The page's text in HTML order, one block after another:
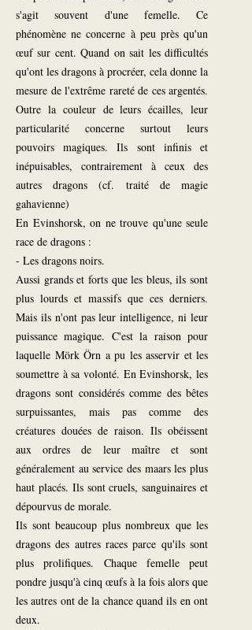
s'agit souvent d'une femelle. Ce
phénomène ne concerne à peu près qu'un
œuf sur cent. Quand on sait les difficultés
qu'ont les dragons à procréer, cela donne la
mesure de l'extrême rareté de ces argentés.
Outre la couleur de leurs écailles, leur
particularité concerne surtout leurs
pouvoirs magiques. Ils sont infinis et
inépuisables, contrairement à ceux des
autres dragons (cf. traité de magie
gahavienne)
En Evinshorsk, on ne trouve qu'une seule
race de dragons :
- Les dragons noirs.
Aussi grands et forts que les bleus, ils sont
plus lourds et massifs que ces derniers.
Mais ils n'ont pas leur intelligence, ni leur
puissance magique. C'est la raison pour
laquelle Mörk Örn a pu les asservir et les
soumettre à sa volonté. En Evinshorsk, les
dragons sont considérés comme des bêtes
surpuissantes, mais pas comme des
créatures douées de raison. Ils obéissent
aux ordres de leur maître et sont
généralement au service des maars les plus
haut placés. Ils sont cruels, sanguinaires et
dépourvus de morale.
Ils sont beaucoup plus nombreux que les
dragons des autres races parce qu'ils sont
plus prolifiques. Chaque femelle peut
pondre jusqu'à cinq œufs à la fois alors que
les autres ont de la chance quand ils en ont
deux.